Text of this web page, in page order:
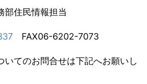
部住民情報担当
FAX06-6202-7073
いてのお問合せは下記へお願いし